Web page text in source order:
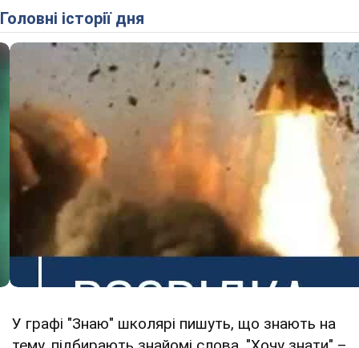
Головні історії дня
У графі "Знаю" школярі пишуть, що знають на